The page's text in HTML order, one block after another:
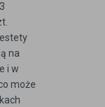
na
i w
może